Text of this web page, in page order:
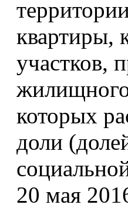
квартиры,
участков,
жилищного
которых
доли
20 мая